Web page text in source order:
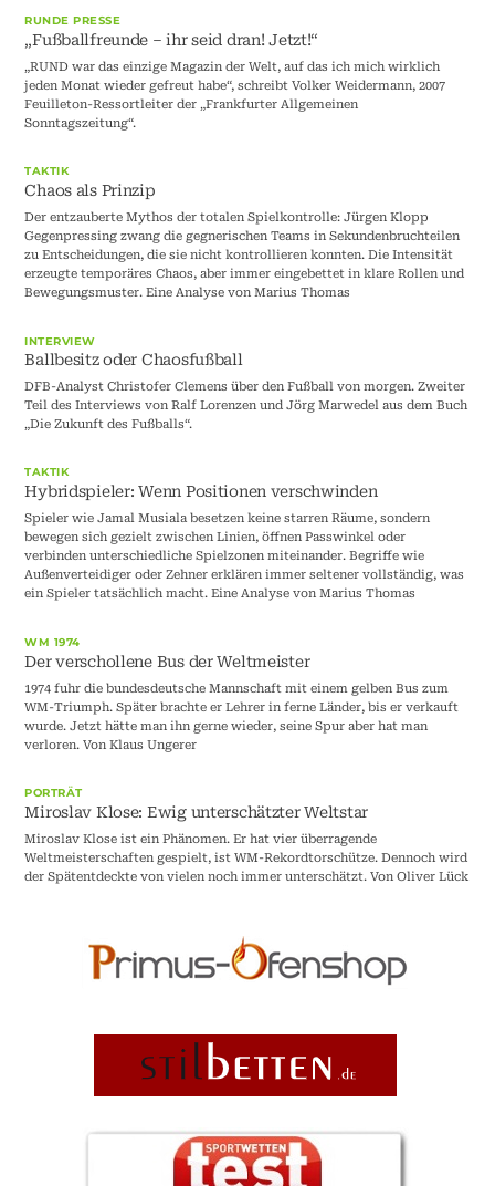
RUNDE PRESSE
„Fußballfreunde – ihr seid dran! Jetzt!“
„RUND war das einzige Magazin der Welt, auf das ich mich wirklich
jeden Monat wieder gefreut habe“, schreibt Volker Weidermann, 2007
Feuilleton-Ressortleiter der „Frankfurter Allgemeinen
Sonntagszeitung“.
TAKTIK
Chaos als Prinzip
Der entzauberte Mythos der totalen Spielkontrolle: Jürgen Klopp
Gegenpressing zwang die gegnerischen Teams in Sekundenbruchteilen
zu Entscheidungen, die sie nicht kontrollieren konnten. Die Intensität
erzeugte temporäres Chaos, aber immer eingebettet in klare Rollen und
Bewegungsmuster. Eine Analyse von Marius Thomas
INTERVIEW
Ballbesitz oder Chaosfußball
DFB-Analyst Christofer Clemens über den Fußball von morgen. Zweiter
Teil des Interviews von Ralf Lorenzen und Jörg Marwedel aus dem Buch
„Die Zukunft des Fußballs“.
TAKTIK
Hybridspieler: Wenn Positionen verschwinden
Spieler wie Jamal Musiala besetzen keine starren Räume, sondern
bewegen sich gezielt zwischen Linien, öffnen Passwinkel oder
verbinden unterschiedliche Spielzonen miteinander. Begriffe wie
Außenverteidiger oder Zehner erklären immer seltener vollständig, was
ein Spieler tatsächlich macht. Eine Analyse von Marius Thomas
WM 1974
Der verschollene Bus der Weltmeister
1974 fuhr die bundesdeutsche Mannschaft mit einem gelben Bus zum
WM-Triumph. Später brachte er Lehrer in ferne Länder, bis er verkauft
wurde. Jetzt hätte man ihn gerne wieder, seine Spur aber hat man
verloren. Von Klaus Ungerer
PORTRÄT
Miroslav Klose: Ewig unterschätzter Weltstar
Miroslav Klose ist ein Phänomen. Er hat vier überragende
Weltmeisterschaften gespielt, ist WM-Rekordtorschütze. Dennoch wird
der Spätentdeckte von vielen noch immer unterschätzt. Von Oliver Lück